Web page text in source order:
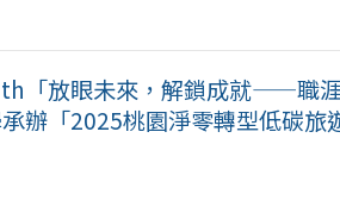
「放眼未來，解鎖成就——職涯
辦「2025桃園淨零轉型低碳旅